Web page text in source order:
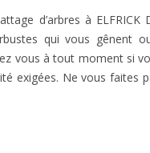
d’arbres à
qui vous
vous à tout moment si
exigées. Ne vous